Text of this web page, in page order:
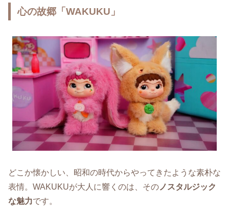
心の故郷「WAKUKU」
どこか懐かしい、昭和の時代からやってきたような素朴な
表情。WAKUKUが大人に響くのは、その ノスタルジック
な魅力です。